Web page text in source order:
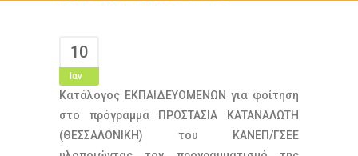
10
Ιαν
Κατάλογος ΕΚΠΑΙΔΕΥΟΜΕΝΩΝ για φοίτηση
στο πρόγραμμα ΠΡΟΣΤΑΣΙΑ ΚΑΤΑΝΑΛΩΤΗ
(ΘΕΣΣΑΛΟΝΙΚΗ) του ΚΑΝΕΠ/ΓΣΕΕ